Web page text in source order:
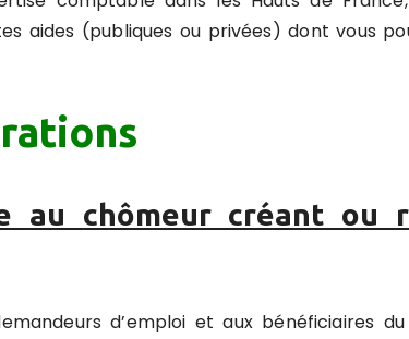
aides (publiques ou privées) dont vous
au chômeur créant ou
d’emploi et aux bénéficiaires